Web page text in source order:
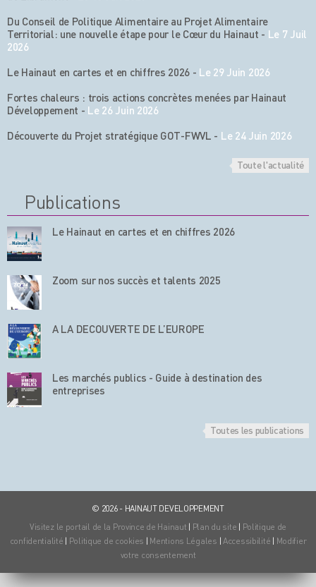
Du Conseil de Politique Alimentaire au Projet Alimentaire
Territorial: une nouvelle étape pour le Cœur du Hainaut - Le 7 Juil
2026
Le Hainaut en cartes et en chiffres 2026 - Le 29 Juin 2026
Fortes chaleurs : trois actions concrètes menées par Hainaut
Développement - Le 26 Juin 2026
Découverte du Projet stratégique GOT-FWVL - Le 24 Juin 2026
Toute l'actualité
Publications
Le Hainaut en cartes et en chiffres 2026
Zoom sur nos succès et talents 2025
A LA DECOUVERTE DE L’EUROPE
Les marchés publics - Guide à destination des
entreprises
Toutes les publications
© 2026 - HAINAUT DEVELOPPEMENT
Visitez le portail de la Province de Hainaut | Plan du site | Politique de
confidentialité | Politique de cookies | Mentions Légales | Accessibilité | Modifier
votre consentement